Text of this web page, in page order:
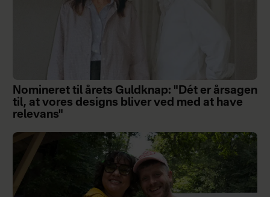
Nomineret til årets Guldknap: "Dét er årsagen
til, at vores designs bliver ved med at have
relevans"